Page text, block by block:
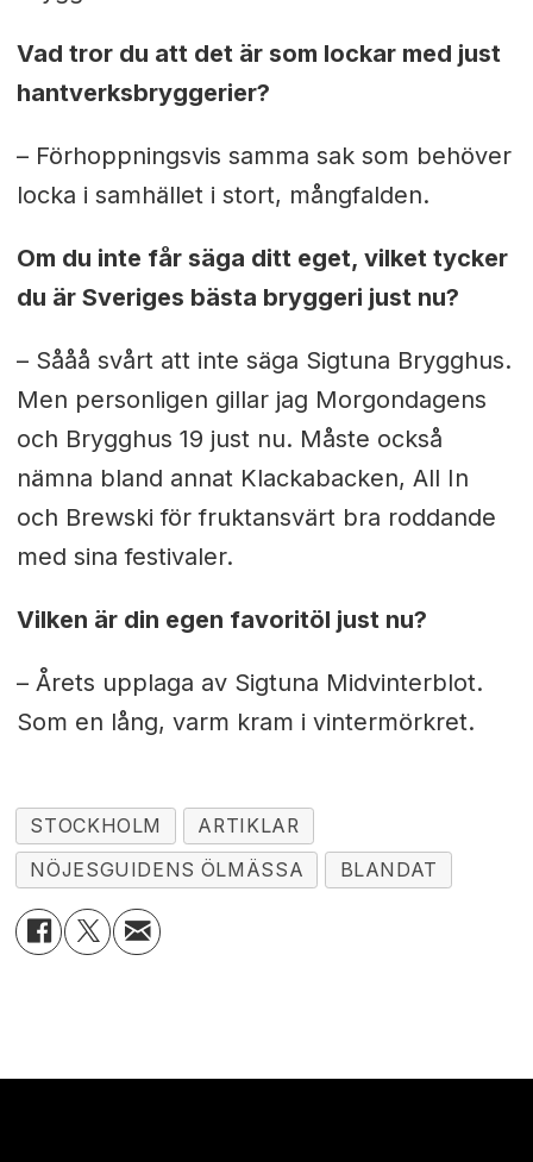
Vad tror du att det är som lockar med just
hantverksbryggerier?
– Förhoppningsvis samma sak som behöver
locka i samhället i stort, mångfalden.
Om du inte får säga ditt eget, vilket tycker
du är Sveriges bästa bryggeri just nu?
– Sååå svårt att inte säga Sigtuna Brygghus.
Men personligen gillar jag Morgondagens
och Brygghus 19 just nu. Måste också
nämna bland annat Klackabacken, All In
och Brewski för fruktansvärt bra roddande
med sina festivaler.
Vilken är din egen favoritöl just nu?
– Årets upplaga av Sigtuna Midvinterblot.
Som en lång, varm kram i vintermörkret.
STOCKHOLM
ARTIKLAR
NÖJESGUIDENS ÖLMÄSSA
BLANDAT